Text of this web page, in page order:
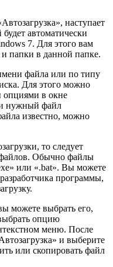
наступает
автоматически
7. Для этого вам
папки в данной папке.
файла или по типу
Для этого можно
опциями в окне
нужный файл
известно, можно
то следует
Обычно файлы
или «.bat». Вы можете
программы,
можете выбрать его,
опцию
меню. После
и выберите
или скопировать файл